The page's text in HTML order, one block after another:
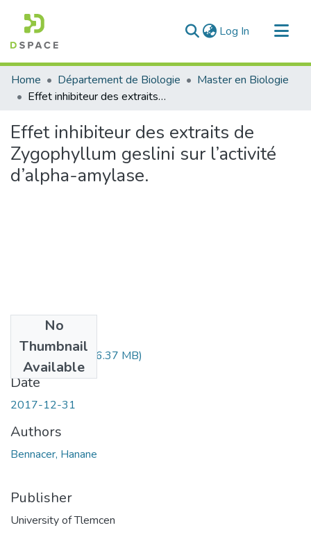
Log In (current)
Communities & Collections
All of DSpace
Home Département de Biologie
Master en Biologie
Effet inhibiteur des extraits de Zygophyllum geslini sur l’activité d’alpha-amylase.
Effet inhibiteur des extraits de
Zygophyllum geslini sur l’activité
d’alpha-amylase.
No
Thumbnail
Available
BENNACER.pdf (6.37 MB)
Date
2017-12-31
Authors
Bennacer, Hanane
Publisher
University of Tlemcen